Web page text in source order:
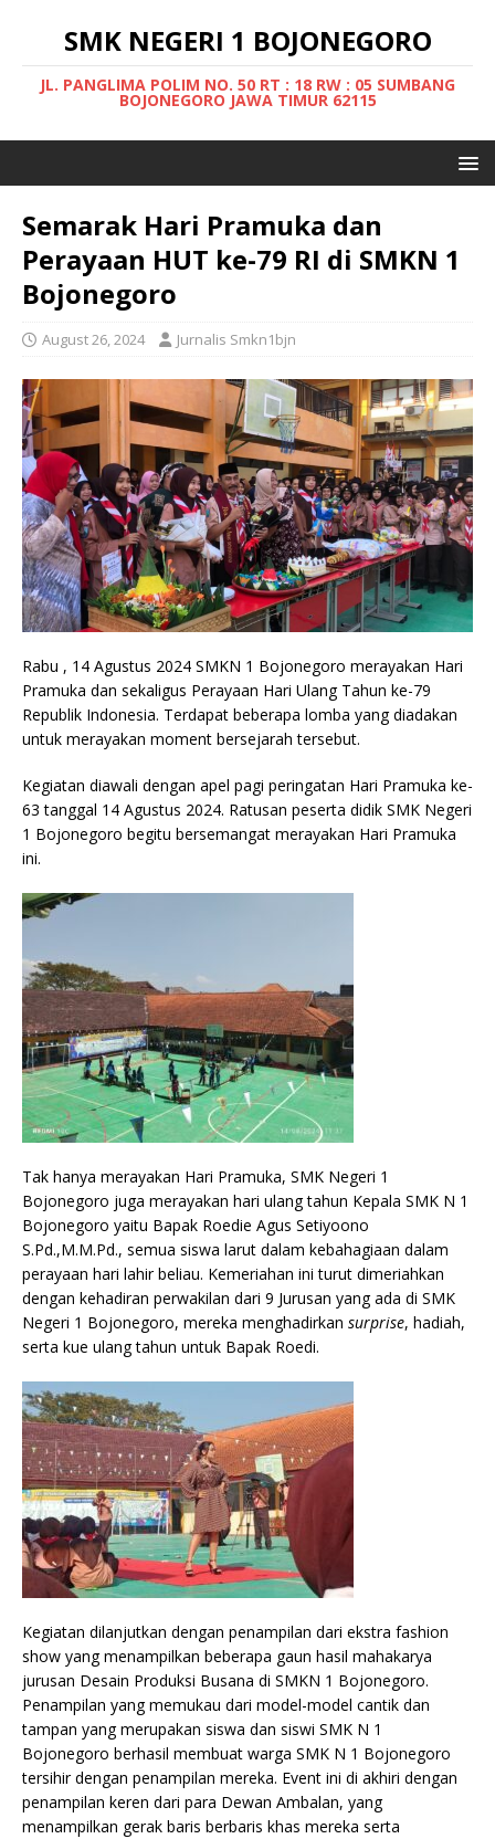
SMK NEGERI 1 BOJONEGORO
JL. PANGLIMA POLIM NO. 50 RT : 18 RW : 05 SUMBANG
BOJONEGORO JAWA TIMUR 62115
Semarak Hari Pramuka dan
Perayaan HUT ke-79 RI di SMKN 1
Bojonegoro
August 26, 2024 Jurnalis Smkn1bjn
Rabu , 14 Agustus 2024 SMKN 1 Bojonegoro merayakan Hari
Pramuka dan sekaligus Perayaan Hari Ulang Tahun ke-79
Republik Indonesia. Terdapat beberapa lomba yang diadakan
untuk merayakan moment bersejarah tersebut.
Kegiatan diawali dengan apel pagi peringatan Hari Pramuka ke-
63 tanggal 14 Agustus 2024. Ratusan peserta didik SMK Negeri
1 Bojonegoro begitu bersemangat merayakan Hari Pramuka
ini.
Tak hanya merayakan Hari Pramuka, SMK Negeri 1
Bojonegoro juga merayakan hari ulang tahun Kepala SMK N 1
Bojonegoro yaitu Bapak Roedie Agus Setiyoono
S.Pd.,M.M.Pd., semua siswa larut dalam kebahagiaan dalam
perayaan hari lahir beliau. Kemeriahan ini turut dimeriahkan
dengan kehadiran perwakilan dari 9 Jurusan yang ada di SMK
Negeri 1 Bojonegoro, mereka menghadirkan surprise, hadiah,
serta kue ulang tahun untuk Bapak Roedi.
Kegiatan dilanjutkan dengan penampilan dari ekstra fashion
show yang menampilkan beberapa gaun hasil mahakarya
jurusan Desain Produksi Busana di SMKN 1 Bojonegoro.
Penampilan yang memukau dari model-model cantik dan
tampan yang merupakan siswa dan siswi SMK N 1
Bojonegoro berhasil membuat warga SMK N 1 Bojonegoro
tersihir dengan penampilan mereka. Event ini di akhiri dengan
penampilan keren dari para Dewan Ambalan, yang
menampilkan gerak baris berbaris khas mereka serta